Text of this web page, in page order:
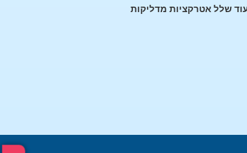
שלל אטרקציות מדליקות